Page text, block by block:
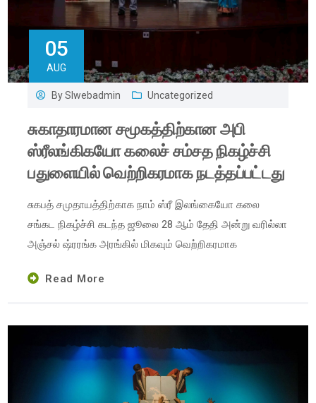
05
AUG
BySlwebadmin Uncategorized
சுகாதாரமான சமூகத்திற்கான அபி
ஸ்ரீலங்கிகயோ கலைச் சம்சத நிகழ்ச்சி
பதுளையில் வெற்றிகரமாக நடத்தப்பட்டது
சுகபத் சமுதாயத்திற்காக நாம் ஸ்ரீ இலங்கையோ கலை
சங்கட நிகழ்ச்சி கடந்த ஜூலை 28 ஆம் தேதி அன்று வரில்லா
அஞ்சல் ஷ்ரரங்க அரங்கில் மிகவும் வெற்றிகரமாக
Read More